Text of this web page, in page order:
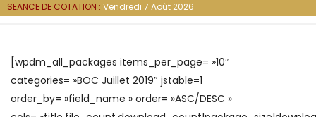
SEANCE DE COTATION : Vendredi 7 Août 2026
[wpdm_all_packages items_per_page= »10″
categories= »BOC Juillet 2019″ jstable=1
order_by= »field_name » order= »ASC/DESC »